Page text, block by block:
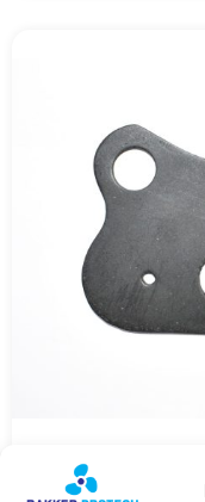
Water gasket